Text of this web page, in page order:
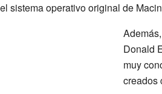
sistema operativo original de
Donald
muy
creados